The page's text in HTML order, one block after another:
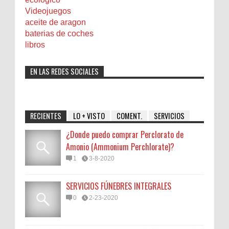
Videojuegos
aceite de aragon
baterias de coches
libros
EN LAS REDES SOCIALES
RECIENTES LO + VISTO COMENT. SERVICIOS
¿Donde puedo comprar Perclorato de
Amonio (Ammonium Perchlorate)?
1 3-8-2020
SERVICIOS FÚNEBRES INTEGRALES
0 2-23-2020